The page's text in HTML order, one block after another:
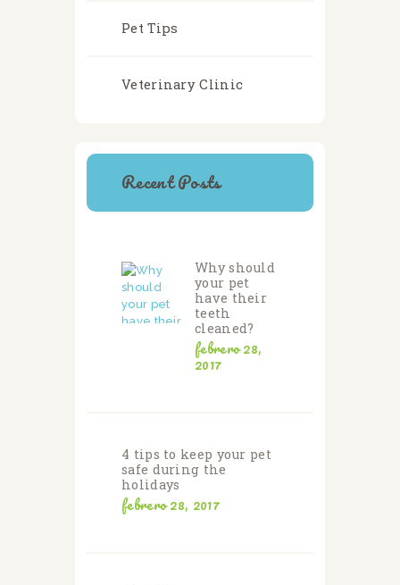
Pet Tips
Veterinary Clinic
Recent Posts
Why should
your pet
have their
teeth
cleaned?
febrero 28,
2017
4 tips to keep your pet
safe during the
holidays
febrero 28, 2017